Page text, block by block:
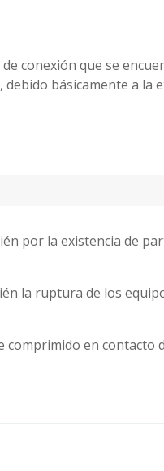
conexión que se
básicamente a la
por la existencia de
la ruptura de los
comprimido en contacto